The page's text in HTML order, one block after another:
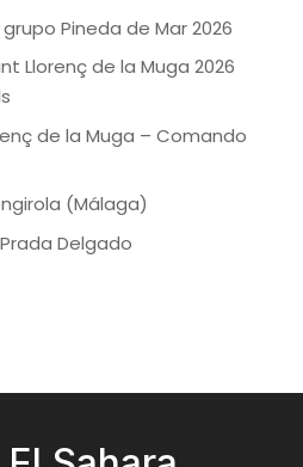
Pineda de Mar 2026
Llorenç de la Muga 2026
de la Muga – Comando
(Málaga)
Delgado